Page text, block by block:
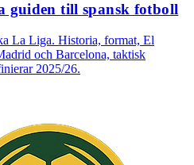
guiden till spansk fotboll
La Liga. Historia, format, El
och Barcelona, taktisk
2025/26.